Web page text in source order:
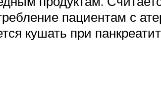
пациентам с
кушать при